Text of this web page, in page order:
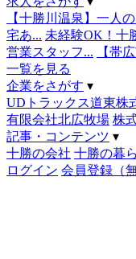
【十勝川温泉】一人
宅あ... 未経験OK！十
営業スタッフ...
【帯
一覧を見る
企業をさがす ▾
UDトラックス道東株
有限会社北広牧場 株
記事・コンテンツ ▾
十勝の会社 十勝の暮
ログイン 会員登録（無